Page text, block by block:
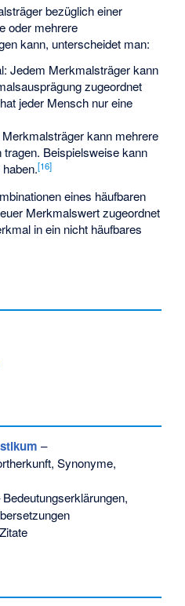
bezüglich einer
oder mehrere
kann, unterscheidet man:
Jedem Merkmalsträger kann
zugeordnet
jeder Mensch nur eine
kann mehrere
Beispielsweise kann
[16]
eines häufbaren
Merkmalswert zugeordnet
in ein nicht häufbares
–
Synonyme,